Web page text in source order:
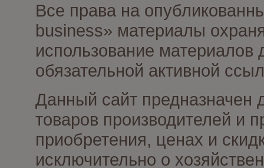
Все права на
business» материалы
использование материалов
обязательной активной
Данный сайт предназначен
товаров производителей и
приобретения, ценах и
исключительно о